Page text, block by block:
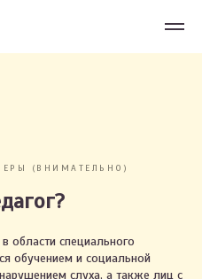
(ВНИМАТЕЛЬНО)
области специального
обучением и социальной
слуха, а также лиц с